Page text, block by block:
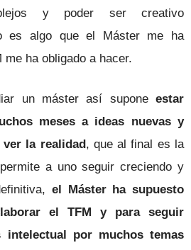
y poder ser creativo
es algo que el Máster me ha
ha obligado a hacer.
un máster así supone estar
meses a ideas nuevas y
la realidad , que al final es la
a uno seguir creciendo y
el Máster ha supuesto
el TFM y para seguir
intelectual por muchos temas